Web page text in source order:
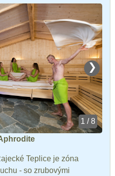
❯
1 / 8
Teplice je zóna
- so zrubovými